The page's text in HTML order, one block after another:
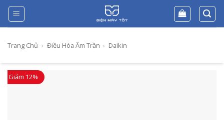
Skip
content
Trang Chủ › Điều Hòa Âm Trần › Daikin
Giảm 12%